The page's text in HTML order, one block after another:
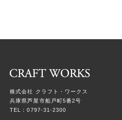
株式会社 クラフト・ワークス
兵庫県芦屋市船戸町5番2号
TEL：0797-31-2300